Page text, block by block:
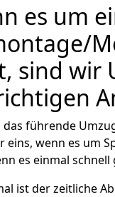
es um
sind wir
das führende
eins, wenn es um
es einmal
ist der zeitliche